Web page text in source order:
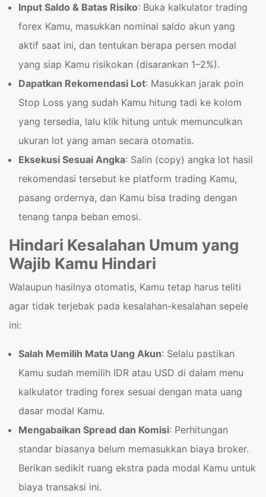
Input Saldo & Batas Risiko: Buka kalkulator trading
forex Kamu, masukkan nominal saldo akun yang
aktif saat ini, dan tentukan berapa persen modal
yang siap Kamu risikokan (disarankan 1–2%).
Dapatkan Rekomendasi Lot: Masukkan jarak poin
Stop Loss yang sudah Kamu hitung tadi ke kolom
yang tersedia, lalu klik hitung untuk memunculkan
ukuran lot yang aman secara otomatis.
Eksekusi Sesuai Angka: Salin (copy) angka lot hasil
rekomendasi tersebut ke platform trading Kamu,
pasang ordernya, dan Kamu bisa trading dengan
tenang tanpa beban emosi.
Hindari Kesalahan Umum yang
Wajib Kamu Hindari
Walaupun hasilnya otomatis, Kamu tetap harus teliti
agar tidak terjebak pada kesalahan-kesalahan sepele
ini:
Salah Memilih Mata Uang Akun: Selalu pastikan
Kamu sudah memilih IDR atau USD di dalam menu
kalkulator trading forex sesuai dengan mata uang
dasar modal Kamu.
Mengabaikan Spread dan Komisi: Perhitungan
standar biasanya belum memasukkan biaya broker.
Berikan sedikit ruang ekstra pada modal Kamu untuk
biaya transaksi ini.